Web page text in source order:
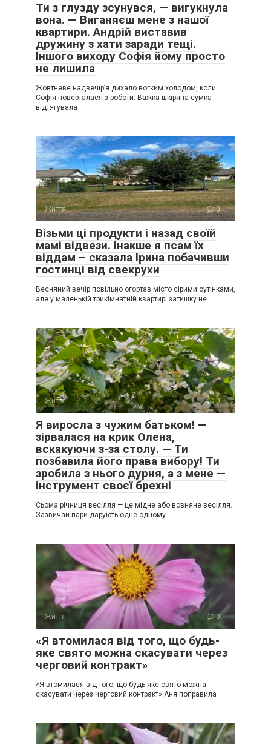
Ти з глузду зсунувся, — вигукнула
вона. — Виганяєш мене з нашої
квартири. Андрій виставив
дружину з хати заради тещі.
Іншого виходу Софія йому просто
не лишила
Жовтневе надвечір’я дихало вогким холодом, коли
Софія поверталася з роботи. Важка шкіряна сумка
відтягувала
Життя 0
Візьми ці продукти і назад своїй
мамі відвези. Інакше я псам їх
віддам – сказала Ірина побачивши
гостинці від свекрухи
Весняний вечір повільно огортав місто сірими сутінками,
але у маленькій трикімнатній квартирі затишку не
Життя 0
Я виросла з чужим батьком! —
зірвалася на крик Олена,
вскакуючи з-за столу. — Ти
позбавила його права вибору! Ти
зробила з нього дурня, а з мене —
інструмент своєї брехні
Сьома річниця весілля — це мідне або вовняне весілля.
Зазвичай пари дарують одне одному
Життя 0
«Я втомилася від того, що будь-
яке свято можна скасувати через
черговий контракт»
«Я втомилася від того, що будь-яке свято можна
скасувати через черговий контракт» Аня поправила